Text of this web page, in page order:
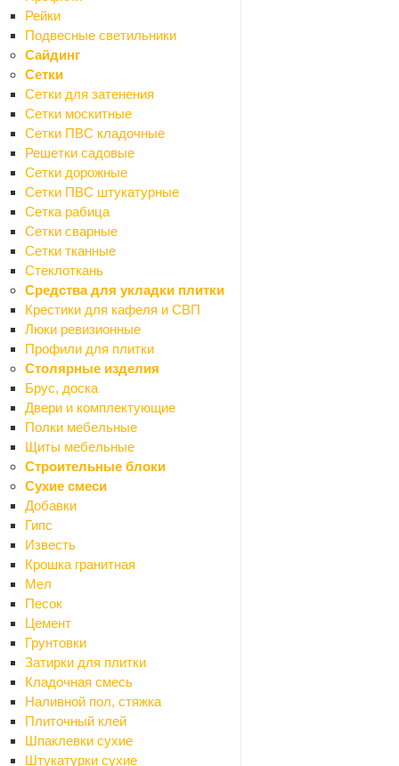
Рейки
Подвесные светильники
Сайдинг
Сетки
Сетки для затенения
Сетки москитные
Сетки ПВС кладочные
Решетки садовые
Сетки дорожные
Сетки ПВС штукатурные
Сетка рабица
Сетки сварные
Сетки тканные
Стеклоткань
Средства для укладки плитки
Крестики для кафеля и СВП
Люки ревизионные
Профили для плитки
Столярные изделия
Брус, доска
Двери и комплектующие
Полки мебельные
Щиты мебельные
Строительные блоки
Сухие смеси
Добавки
Гипс
Известь
Крошка гранитная
Мел
Песок
Цемент
Грунтовки
Затирки для плитки
Кладочная смесь
Наливной пол, стяжка
Плиточный клей
Шпаклевки сухие
Штукатурки сухие
Kirovit
Laguraty1
Ledeme
LeMark
Loffrey1
Magnus61
Mak2
MayFair3
Mebilon4
Meblion1
Milardo78
MYFAIR2
Oskar1
Potato117
PRIMANOVA1
Quartz2
Rain 7
Remer2
Roca 2
Rosa6
RUSSIA-MOSCOW2
Sanita1
Santek28
Santera7
Santeri2
Selena3
Senator
Solone2
SonWelle5
TECE
ThermoFix
Titan10
TopZero3
Ultima1
Valtec15
Vetonit1
Vetta46
Vigo15